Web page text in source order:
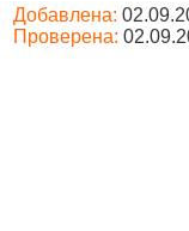
Добавлена:
Проверена: